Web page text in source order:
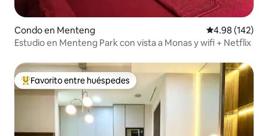
Condo en Menteng Calificación
4.98 (142)
Estudio en Menteng Park con vista a Monas y wifi + Netflix
Favorito entre huéspedes preferido
Favorito entre huéspedes